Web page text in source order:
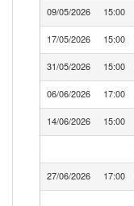
09/05/2026 15:00
17/05/2026 15:00
31/05/2026 15:00
06/06/2026 17:00
14/06/2026 15:00
27/06/2026 17:00